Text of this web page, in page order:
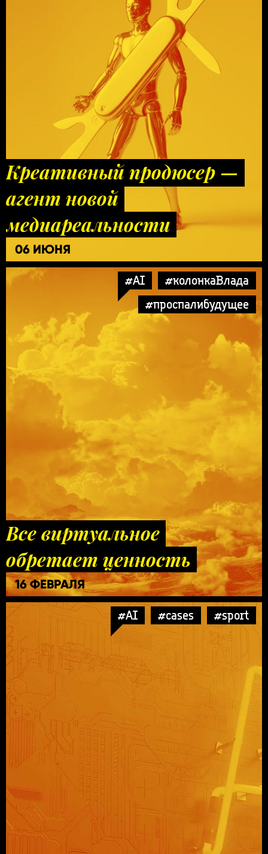
Креативный продюсер —
агент новой
медиареальности
06 ИЮНЯ
#AI
#колонкаВлада
#проспалибудущее
Все виртуальное
обретает ценность
16 ФЕВРАЛЯ
#AI #cases #sport